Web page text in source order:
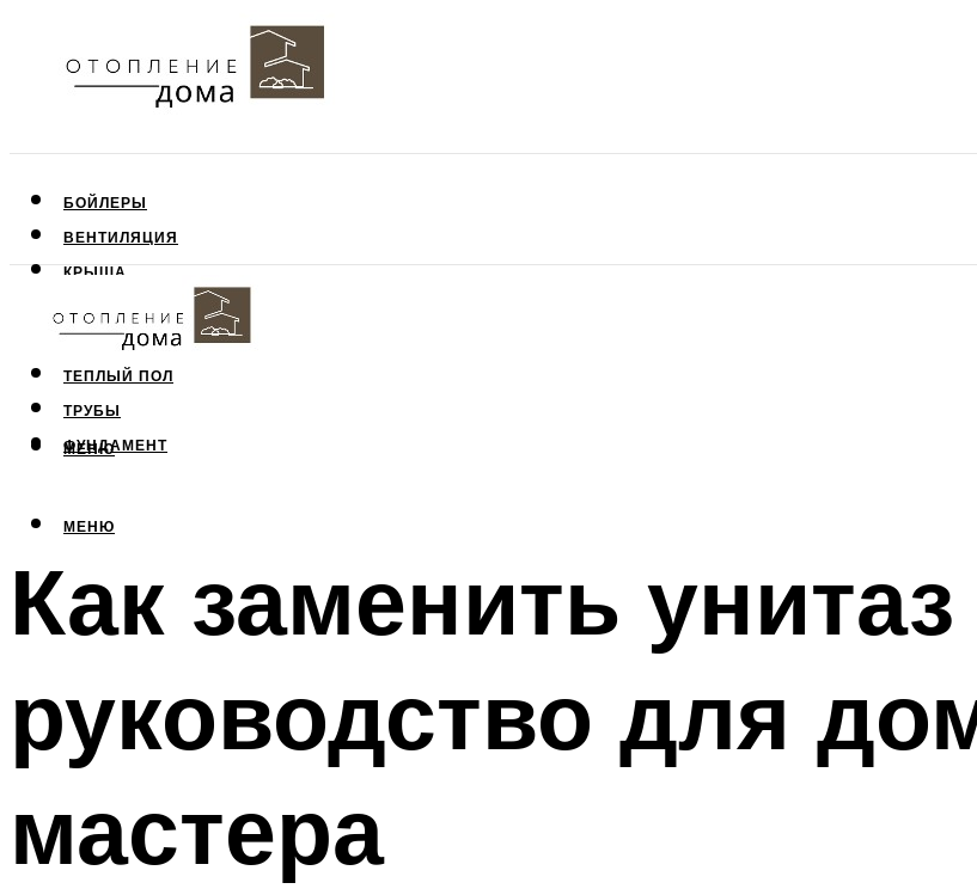
БОЙЛЕРЫ
ВЕНТИЛЯЦИЯ
КРЫША
СТЕНЫ
ТЕПЛЫЙ ПОЛ
ТРУБЫ
ФУНДАМЕНТ
МЕНЮ
МЕНЮ
Как заменить
руководство для
мастера